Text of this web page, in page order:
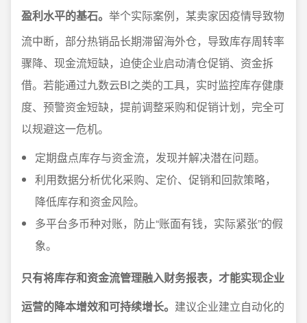
盈利水平的基石。 举个实际案例，某卖家因疫情导致物
流中断，部分热销品长期滞留海外仓，导致库存周转率
骤降、现金流短缺，迫使企业启动清仓促销、资金拆
借。若能通过九数云BI之类的工具，实时监控库存健康
度、预警资金短缺，提前调整采购和促销计划，完全可
以规避这一危机。
定期盘点库存与资金流，发现并解决潜在问题。
利用数据分析优化采购、定价、促销和回款策略，
降低库存和资金风险。
多平台多币种对账，防止“账面有钱，实际紧张”的假
象。
只有将库存和资金流管理融入财务报表，才能实现企业
运营的降本增效和可持续增长。 建议企业建立自动化的